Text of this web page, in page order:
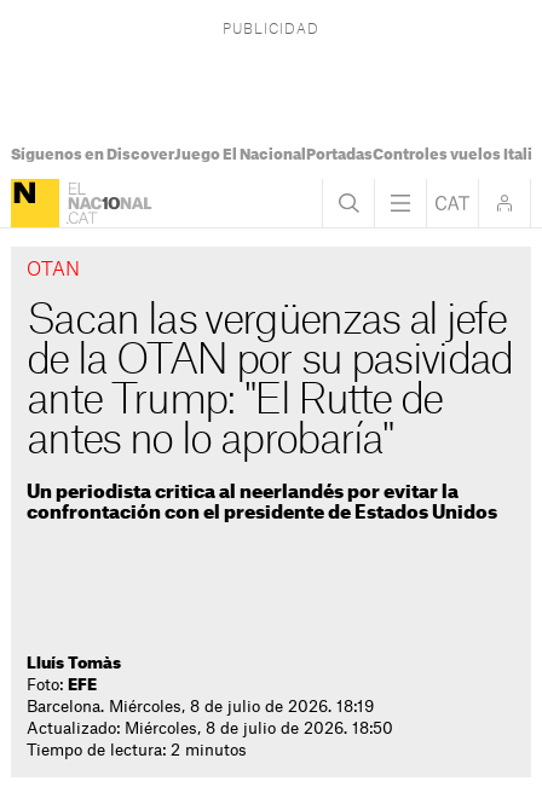
Síguenos en DiscoverJuego El Nacional PortadasControles vuelos Italia
OTAN
Sacan las vergüenzas al jefe
de la OTAN por su pasividad
ante Trump: "El Rutte de
antes no lo aprobaría"
Un periodista critica al neerlandés por evitar la
confrontación con el presidente de Estados Unidos
Lluís Tomàs
Foto: EFE
Barcelona. Miércoles, 8 de julio de 2026. 18:19
Actualizado: Miércoles, 8 de julio de 2026. 18:50
Tiempo de lectura: 2 minutos